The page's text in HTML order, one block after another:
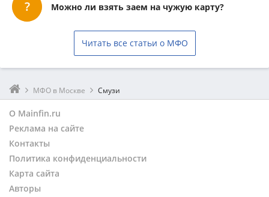
Можно ли взять заем на чужую карту?
Читать все статьи о МФО
МФО в Москве Смузи
О Mainfin.ru
Реклама на сайте
Контакты
Политика конфиденциальности
Карта сайта
Авторы